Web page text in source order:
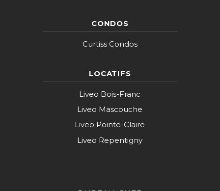
CONDOS
Curtiss Condos
LOCATIFS
Liveo Bois-Franc
Liveo Mascouche
Liveo Pointe-Claire
Liveo Repentigny